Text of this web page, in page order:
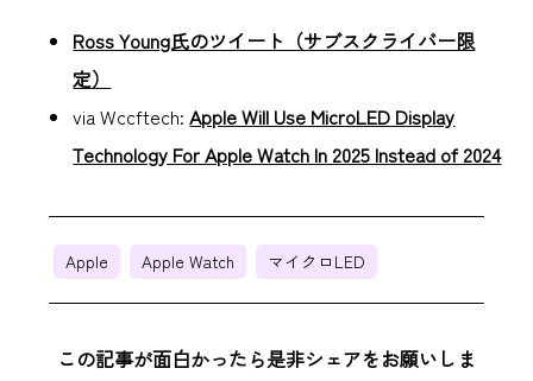
Ross Young氏のツイート（サブスクライバー限
定）
via Wccftech:Apple Will Use MicroLED Display
Technology For Apple Watch In 2025 Instead of 2024
Apple Apple Watch マイクロLED
この記事が面白かったら是非シェアをお願いしま